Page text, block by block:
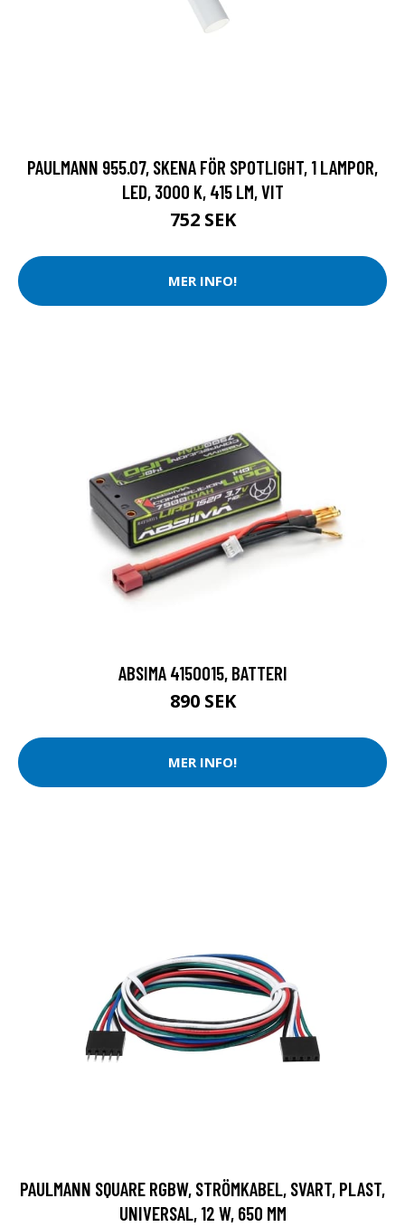
PAULMANN 955.07, SKENA FÖR SPOTLIGHT, 1 LAMPOR,
LED, 3000 K, 415 LM, VIT
752 SEK
MER INFO!
ABSIMA 4150015, BATTERI
890 SEK
MER INFO!
PAULMANN SQUARE RGBW, STRÖMKABEL, SVART, PLAST,
UNIVERSAL, 12 W, 650 MM